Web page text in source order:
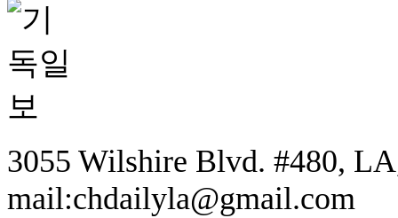
3055 Wilshire Blvd. #480,
mail:chdailyla@gmail.com